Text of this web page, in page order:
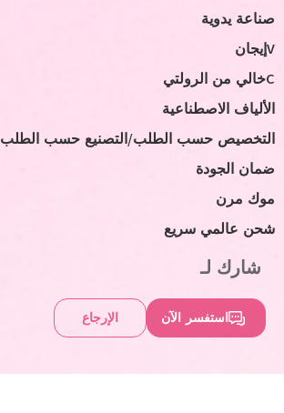
صناعة يدوية
Vإيجان
Cخالي من الرولتي
الألياف الاصطناعية
التخصيص حسب الطلب/التصنيع حسب الطلب
ضمان الجودة
موك مرن
شحن عالمي سريع
شارك لـ
استفسر الآن الإرجاع